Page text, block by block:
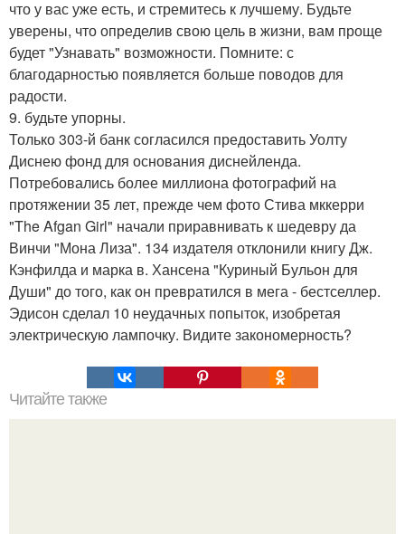
что у вас уже есть, и стремитесь к лучшему. Будьте
уверены, что определив свою цель в жизни, вам проще
будет "Узнавать" возможности. Помните: с
благодарностью появляется больше поводов для
радости.
9. будьте упорны.
Только 303-й банк согласился предоставить Уолту
Диснею фонд для основания диснейленда.
Потребовались более миллиона фотографий на
протяжении 35 лет, прежде чем фото Стива мккерри
"The Afgan Girl" начали приравнивать к шедевру да
Винчи "Мона Лиза". 134 издателя отклонили книгу Дж.
Кэнфилда и марка в. Хансена "Куриный Бульон для
Души" до того, как он превратился в мега - бестселлер.
Эдисон сделал 10 неудачных попыток, изобретая
электрическую лампочку. Видите закономерность?
Читайте также